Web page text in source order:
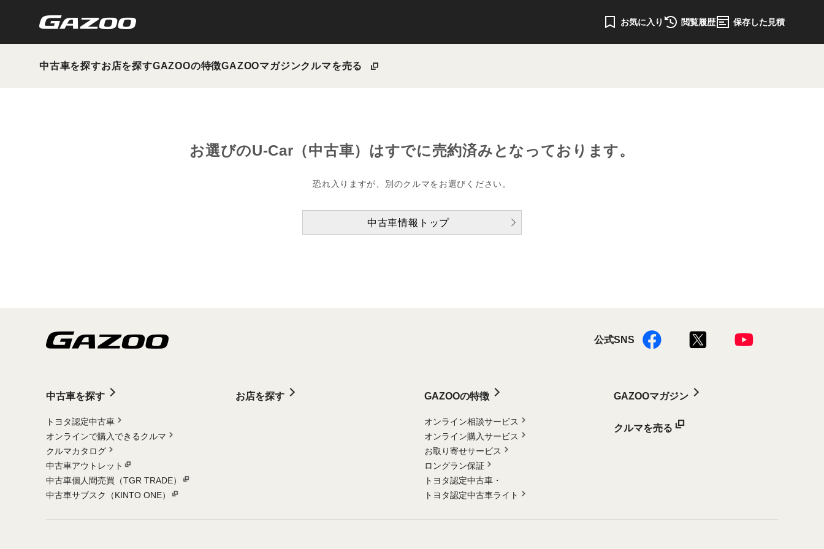
お気に入り 閲覧履歴 保存した見積
中古車を探すお店を探すGAZOOの特徴GAZOOマガジンクルマを売る
お選びのU-Car（中古車）はすでに売約済みとなっております。
恐れ入りますが、別のクルマをお選びください。
中古車情報トップ
公式SNS
中古車を探す
トヨタ認定中古車
オンラインで購入できるクルマ
クルマカタログ
中古車アウトレット
中古車個人間売買（TGR TRADE）
中古車サブスク（KINTO ONE）
お店を探す GAZOOの特徴
オンライン相談サービス
オンライン購入サービス
お取り寄せサービス
ロングラン保証
トヨタ認定中古車・
トヨタ認定中古車ライト
GAZOOマガジン
クルマを売る